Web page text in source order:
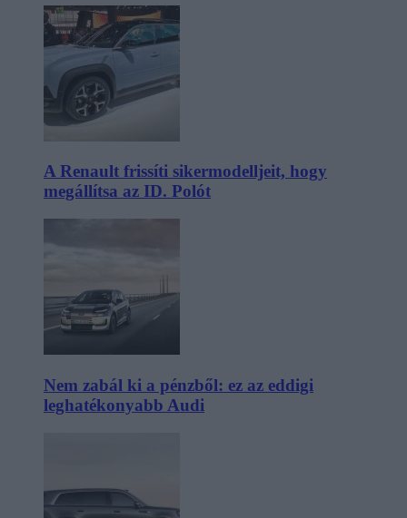
A Renault frissíti sikermodelljeit, hogy
megállítsa az ID. Polót
Nem zabál ki a pénzből: ez az eddigi
leghatékonyabb Audi